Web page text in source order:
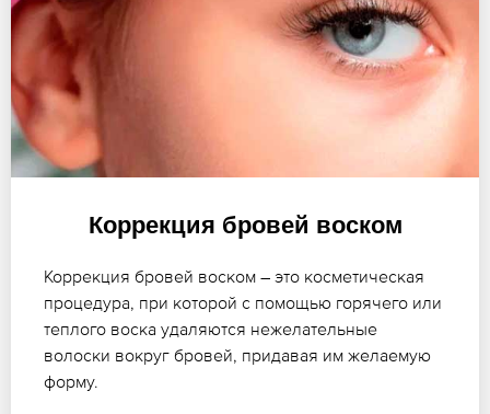
Коррекция бровей воском
Коррекция бровей воском – это косметическая
процедура, при которой с помощью горячего или
теплого воска удаляются нежелательные
волоски вокруг бровей, придавая им желаемую
форму.